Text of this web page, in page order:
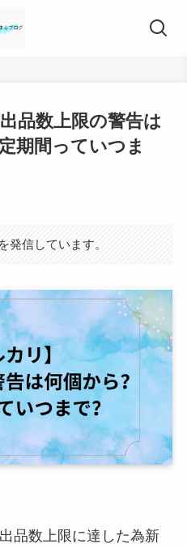
品数上限の警告は
期間っていつま
発信しています。
品数上限に達した為新